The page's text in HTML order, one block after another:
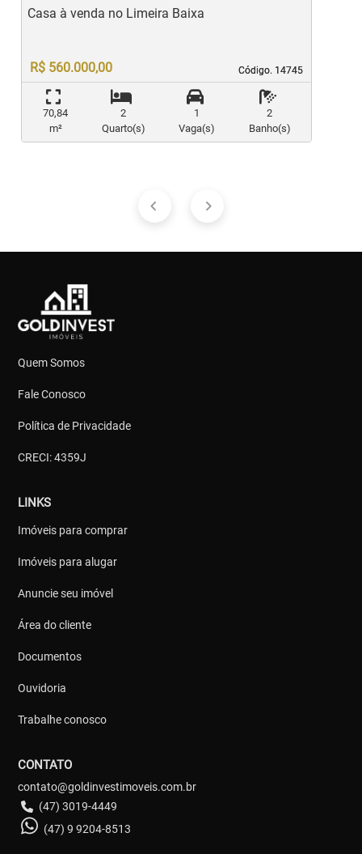
Código. 14745
Código. 14745
Casa à venda no Limeira Baixa
R$ 560.000,00
70,84
m²
2
Quarto(s)
1
Vaga(s)
2
Banho(s)
Quem Somos
Fale Conosco
Política de Privacidade
CRECI: 4359J
LINKS
Imóveis para comprar
Imóveis para alugar
Anuncie seu imóvel
Área do cliente
Documentos
Ouvidoria
Trabalhe conosco
CONTATO
contato@goldinvestimoveis.com.br
(47) 3019-4449
(47) 9 9204-8513